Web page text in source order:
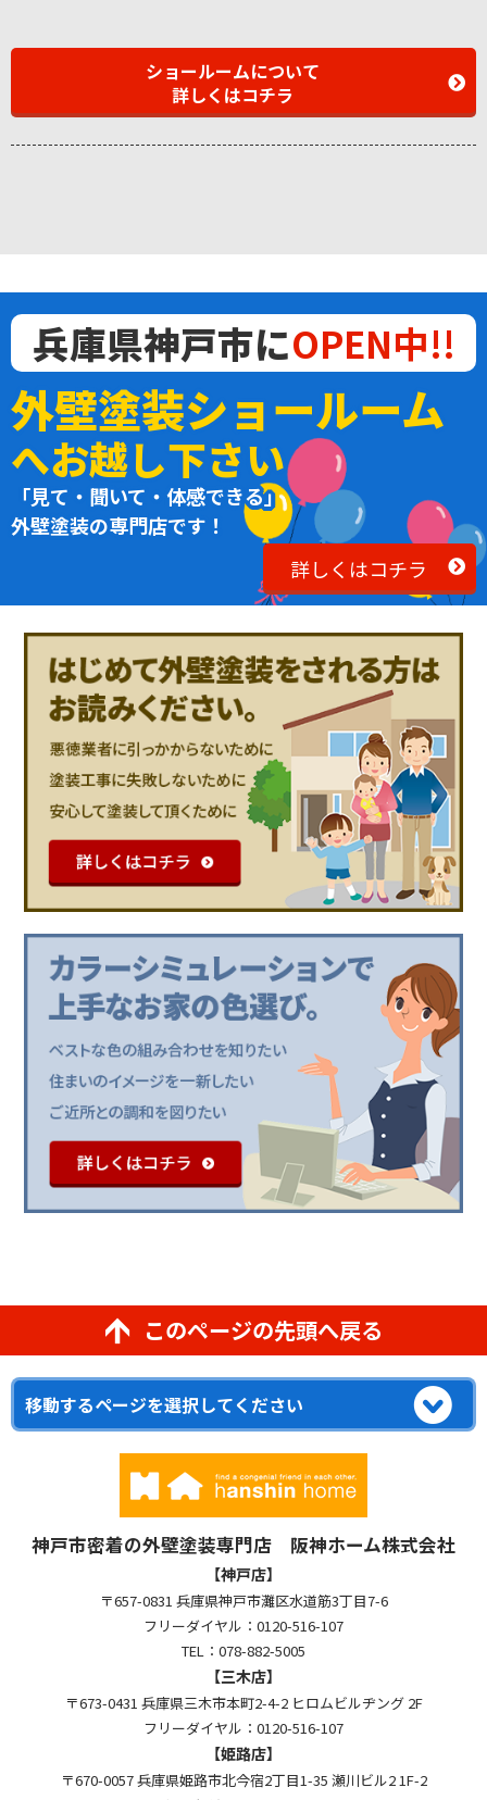
ショールームについて
詳しくはコチラ
兵庫県神戸市にOPEN中!!
外壁塗装ショールーム
へお越し下さい
「見て・聞いて・体感できる」
外壁塗装の専門店です！
詳しくはコチラ
このページの先頭へ戻る
神戸市密着の外壁塗装専門店 阪神ホーム株式会社
【神戸店】
〒657-0831 兵庫県神戸市灘区水道筋3丁目7-6
フリーダイヤル：0120-516-107
TEL：078-882-5005
【三木店】
〒673-0431 兵庫県三木市本町2-4-2 ヒロムビルヂング 2F
フリーダイヤル：0120-516-107
【姫路店】
〒670-0057 兵庫県姫路市北今宿2丁目1-35 瀬川ビル2 1F-2